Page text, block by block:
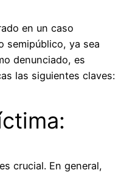
en un caso
semipúblico, ya sea
denunciado, es
las siguientes claves:
es crucial. En general,